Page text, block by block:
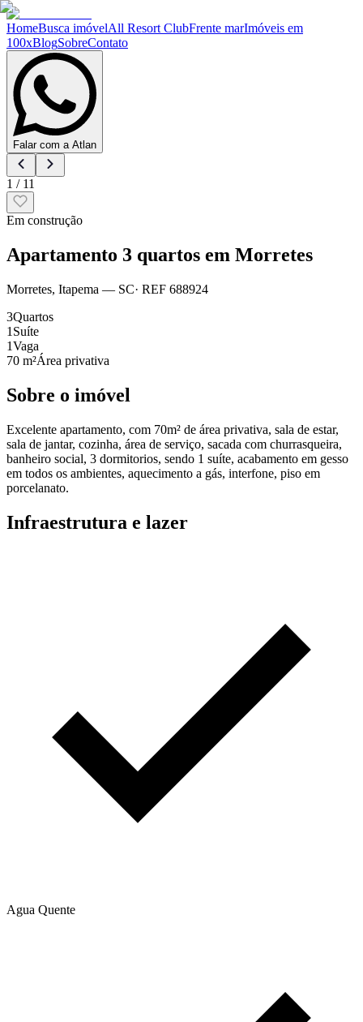
HomeBusca imóvelAll Resort ClubFrente marImóveis em
100xBlogSobreContato
Falar com a Atlan
1 / 11
Em construção
Apartamento 3 quartos em Morretes
Morretes, Itapema — SC· REF 688924
3Quartos
1 Suíte
1Vaga
70 m²Área privativa
Sobre o imóvel
Excelente apartamento, com 70m² de área privativa, sala de estar,
sala de jantar, cozinha, área de serviço, sacada com churrasqueira,
banheiro social, 3 dormitorios, sendo 1 suíte, acabamento em gesso
em todos os ambientes, aquecimento a gás, interfone, piso em
porcelanato.
Infraestrutura e lazer
Agua Quente